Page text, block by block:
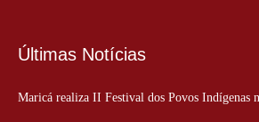
Últimas Notícias
Maricá realiza II Festival dos Povos Indígenas